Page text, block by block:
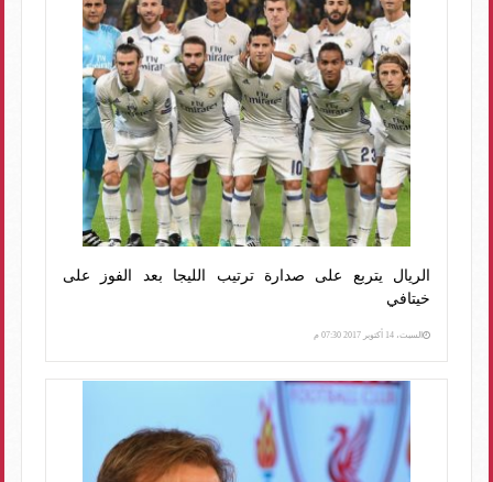
الريال يتربع على صدارة ترتيب الليجا بعد الفوز على
خيتافي
السبت، 14 أكتوبر 2017 07:30 م